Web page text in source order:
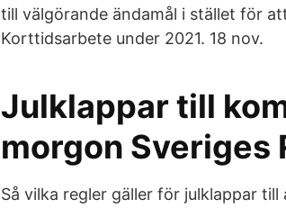
till välgörande ändamål i stället för
Korttidsarbete under 2021. 18 nov.
Julklappar till
morgon Sveriges
Så vilka regler gäller för julklappar